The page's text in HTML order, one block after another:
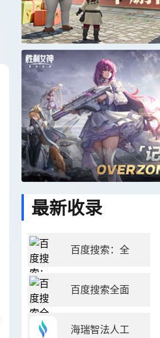
最新收录
百度搜索：全
百度搜索全面
海瑞智法人工